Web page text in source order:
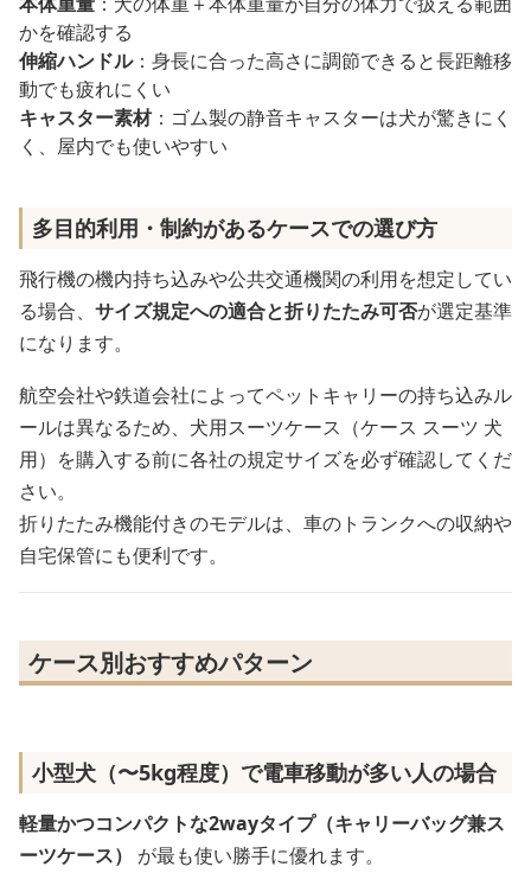
かを確認する
伸縮ハンドル：身長に合った高さに調節できると長距離移
動でも疲れにくい
キャスター素材：ゴム製の静音キャスターは犬が驚きにく
く、屋内でも使いやすい
多目的利用・制約があるケースでの選び方
飛行機の機内持ち込みや公共交通機関の利用を想定してい
る場合、 サイズ規定への適合と折りたたみ可否が選定基準
になります。
航空会社や鉄道会社によってペットキャリーの持ち込みル
ールは異なるため、犬用スーツケース（ケース スーツ 犬
用）を購入する前に各社の規定サイズを必ず確認してくだ
さい。
折りたたみ機能付きのモデルは、車のトランクへの収納や
自宅保管にも便利です。
ケース別おすすめパターン
小型犬（〜5kg程度）で電車移動が多い人の場合
軽量かつコンパクトな2wayタイプ（キャリーバッグ兼ス
ーツケース）
が最も使い勝手に優れます。